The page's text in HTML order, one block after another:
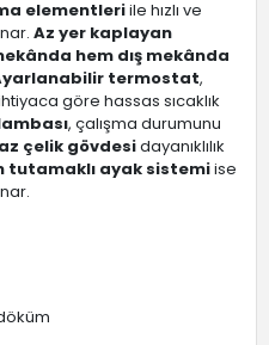
elementleriile hızlı ve
Az yer kaplayan
hem dış mekânda
termostat,
göre hassas sıcaklık
, çalışma durumunu
çelik gövdesidayanıklılık
tutamaklı ayak sistemiise